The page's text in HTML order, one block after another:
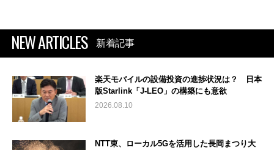
NEW ARTICLES 新着記事
楽天モバイルの設備投資の進捗状況は？ 日本
版Starlink「J-LEO」の構築にも意欲
2026.08.10
NTT東、ローカル5Gを活用した長岡まつり大